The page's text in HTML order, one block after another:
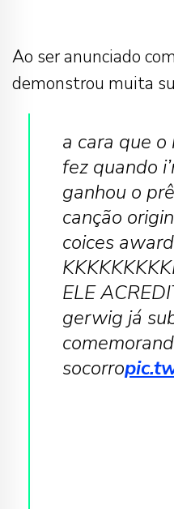
Ao ser anunciado
demonstrou muita
a cara que
fez quando
ganhou o
canção
coices
ELE
gerwig já
socorro